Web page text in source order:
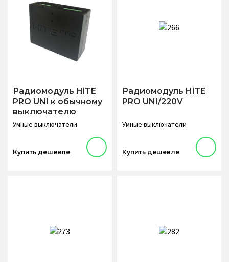
Радиомодуль HiTE
PRO UNI к обычному
выключателю
Умные выключатели
Купить дешевле
Радиомодуль HiTE
PRO UNI/220V
Умные выключатели
Купить дешевле